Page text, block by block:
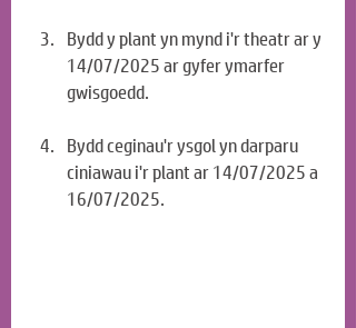
Bydd y plant yn mynd i'r theatr ar y
14/07/2025 ar gyfer ymarfer
gwisgoedd.
Bydd ceginau'r ysgol yn darparu
ciniawau i'r plant ar 14/07/2025 a
16/07/2025.